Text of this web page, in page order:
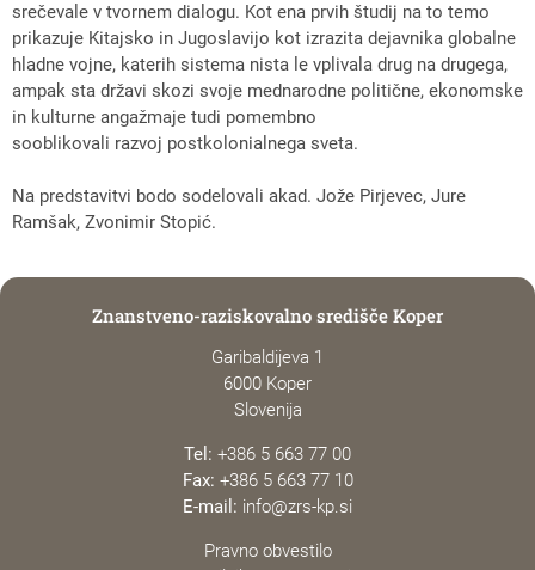
srečevale v tvornem dialogu. Kot ena prvih študij na to temo
prikazuje Kitajsko in Jugoslavijo kot izrazita dejavnika globalne
hladne vojne, katerih sistema nista le vplivala drug na drugega,
ampak sta državi skozi svoje mednarodne politične, ekonomske
in kulturne angažmaje tudi pomembno
sooblikovali razvoj postkolonialnega sveta.
Na predstavitvi bodo sodelovali akad. Jože Pirjevec, Jure
Ramšak, Zvonimir Stopić.
Znanstveno-raziskovalno središče Koper
Garibaldijeva 1
6000 Koper
Slovenija
Tel: +386 5 663 77 00
Fax: +386 5 663 77 10
E-mail: info@zrs-kp.si
Pravno obvestilo